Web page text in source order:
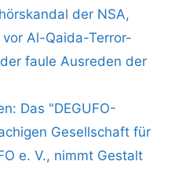
der NSA,
Al-Qaida-Terror-
faule Ausreden der
Das "DEGUFO-
Gesellschaft für
e. V., nimmt Gestalt